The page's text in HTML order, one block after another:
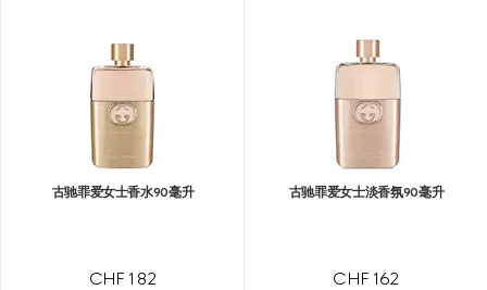
古驰罪爱女士香水90毫升
CHF 182
古驰罪爱女士淡香氛90毫升
CHF 162